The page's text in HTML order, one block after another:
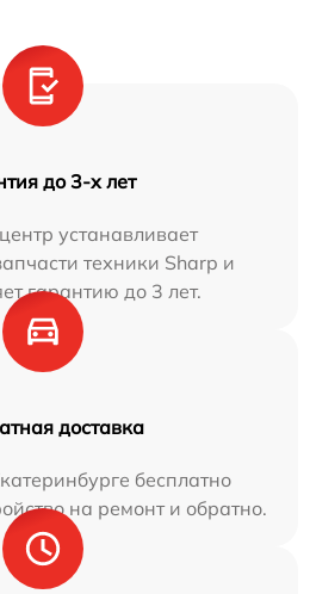
до 3-х лет
устанавливает
техники Sharp и
гарантию до 3 лет.
доставка
бесплатно
на ремонт и обратно.